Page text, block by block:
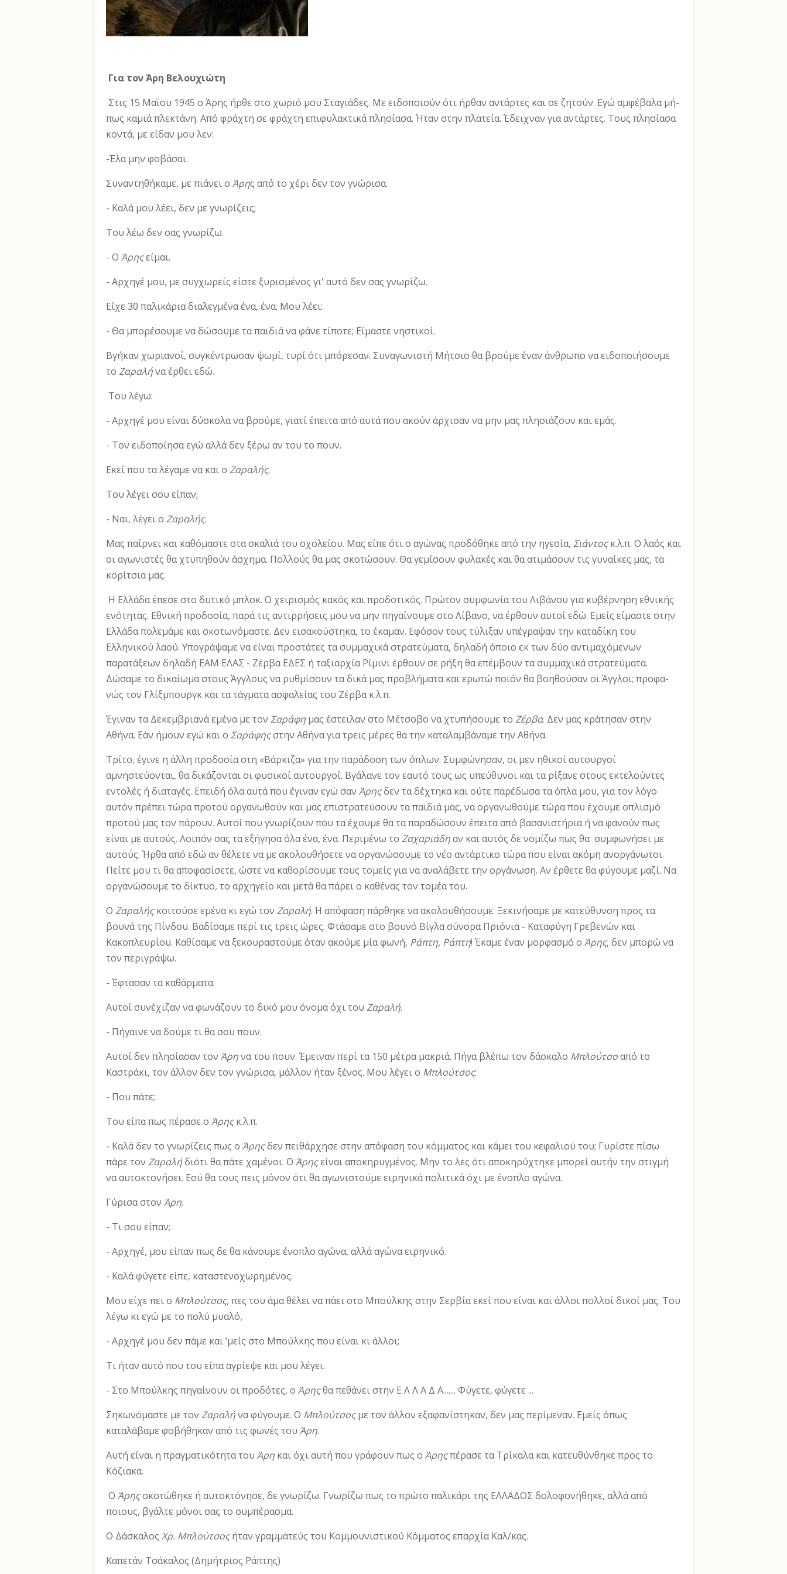
Για τον Άρη Βελουχιώτη
Στις 15 Μαΐου 1945 ο Άρης ήρθε στο χωριό μου Σταγιάδες. Με ειδο­ποιούν ότι ήρθαν αντάρτες και σε ζητούν. Εγώ αμφέβαλα μή­
πως καμιά πλε­κτάνη. Από φράχτη σε φράχτη επιφυλακτικά πλησίασα. Ήταν στην πλατεία. Έδειχναν για αντάρτες. Τους πλησίασα
κοντά, με είδαν μου λεν:
-Έλα μην φοβάσαι.
Συναντηθήκαμε, με πιάνει ο Άρης από το χέρι δεν τον γνώρισα.
- Καλά μου λέει, δεν με γνωρίζεις;
Του λέω δεν σας γνωρίζω.
- Ο Άρηςείμαι.
- Αρχηγέ μου, με συγχωρείς είστε ξυρισμένος γι' αυτό δεν σας γνω­ρίζω.
Είχε 30 παλικάρια διαλεγμένα ένα, ένα. Μου λέει:
- Θα μπορέσουμε να δώσουμε τα παιδιά να φάνε τίποτε; Είμαστε νη­στικοί.
Βγήκαν χωριανοί, συγκέντρωσαν ψωμί, τυρί ότι μπόρεσαν. Συναγω­νιστή Μήτσιο θα βρούμε έναν άνθρωπο να ειδοποιήσουμε
το Ζαραλήνα έρθει εδώ.
Του λέγω:
- Αρχηγέ μου είναι δύσκολα να βρούμε, γιατί έπειτα από αυτά που ακούν άρχισαν να μην μας πλησιάζουν και εμάς.
- Τον ειδοποίησα εγώ αλλά δεν ξέρω αν του το πουν.
Εκεί που τα λέγαμε να και ο Ζαραλής.
Του λέγει σου είπαν;
- Ναι, λέγει ο Ζαραλής.
Μας παίρνει και καθόμαστε στα σκαλιά του σχολείου. Μας είπε ότι ο αγώ­νας προδόθηκε από την ηγεσία, Σιάντοςκ.λ.π. Ο λαός και
οι αγω­νιστές θα χτυπηθούν άσχημα. Πολλούς θα μας σκοτώσουν. Θα γεμί­σουν φυλακές και θα ατιμάσουν τις γυναίκες μας, τα
κορίτσια μας.
Η Ελλάδα έπεσε στο δυτικό μπλοκ. Ο χειρισμός κακός και προδοτι­κός. Πρώτον συμφωνία του Λιβάνου για κυβέρνηση εθνικής
ενότη­τας. Εθνική προδοσία, παρά τις αντιρρήσεις μου να μην πηγαίνουμε στο Λίβανο, να έρ­θουν αυτοί εδώ. Εμείς είμαστε στην
Ελλάδα πολε­μάμε και σκοτωνόμαστε. Δεν εισακούστηκα, το έκαμαν. Εφόσον τους τύλιξαν υπέγραψαν την κατα­δίκη του
Ελληνικού λαού. Υπογράψαμε να είναι προστάτες τα συμμαχικά στρατεύματα, δηλαδή όποιο εκ των δύο αντιμαχόμενων
παρατάξεων δηλαδή ΕΑΜ ΕΛΑΣ - Ζέρβα ΕΔΕΣ ή ταξιαρχία Ρίμινι έρθουν σε ρήξη θα επέμβουν τα συμμαχικά στρα­τεύματα.
Δώσαμε το δικαίωμα στους Άγγλους να ρυθμί­σουν τα δικά μας προβλήματα και ερωτώ ποιόν θα βοηθούσαν οι Άγγλοι; προφα­
νώς τον Γλίξμπουργκ και τα τάγματα ασφαλείας του Ζέρβα κ.λ.π.
Έγιναν τα Δεκεμβριανά εμένα με τον Σαράφη μας έστειλαν στο Μέ­τσοβο να χτυπήσουμε το Ζέρβα. Δεν μας κράτησαν στην
Αθήνα. Εάν ήμουν εγώ και ο Σαράφηςστην Αθήνα για τρεις μέρες θα την κατα­λαμβάναμε την Αθήνα.
Τρίτο, έγινε η άλλη προδοσία στη «Βάρκιζα» για την παράδοση των όπλων. Συμφώνησαν, οι μεν ηθικοί αυτουργοί
αμνηστεύονται, θα δι­κάζονται οι φυ­σικοί αυτουργοί. Βγάλανε τον εαυτό τους ως υπεύθυνοι και τα ρίξανε στους εκτελούντες
εντολές ή διαταγές. Επειδή όλα αυτά που έγιναν εγώ σαν Άρηςδεν τα δέχτηκα και ούτε παρέδωσα τα όπλα μου, για τον λόγο
αυτόν πρέπει τώρα προτού οργανωθούν και μας επιστρατεύσουν τα παιδιά μας, να οργα­νωθούμε τώρα που έχουμε οπλισμό
προτού μας τον πάρουν. Αυτοί που γνω­ρίζουν που τα έχουμε θα τα παραδώσουν έπειτα από βασανιστήρια ή να φα­νούν πως
είναι με αυτούς. Λοιπόν σας τα εξήγησα όλα ένα, ένα. Περιμένω το Ζαχα­ριάδηαν και αυτός δε νομίζω πως θα συμφωνήσει με
αυτούς. Ήρθα από εδώ αν θέλετε να με ακολουθήσετε να οργανώσουμε το νέο αντάρτικο τώρα που είναι ακόμη ανοργάνωτοι.
Πείτε μου τι θα απο­φασίσετε, ώστε να καθορίσουμε τους τομείς για να αναλάβετε την οργάνωση. Αν έρθετε θα φύγουμε μαζί. Να
οργανώσουμε το δίκτυο, το αρχηγείο και μετά θα πάρει ο καθένας τον τομέα του.
Ο Ζαραλήςκοιτούσε εμένα κι εγώ τον Ζαραλή. Η απόφαση πάρθηκε να ακο­λουθήσουμε. Ξεκινήσαμε με κατεύθυνση προς τα
βουνά της Πίνδου. Βαδί­σαμε περί τις τρεις ώρες. Φτάσαμε στο βουνό Βίγλα σύ­νορα Πριόνια - Κα­ταφύγη Γρεβενών και
Κακοπλευρίου. Καθίσαμε να ξεκουραστούμε όταν ακούμε μία φωνή, Ράπτη, Ράπτη! Έκαμε έναν μορφασμό ο Άρης, δεν μπορώ να
τον περιγράψω.
- Έφτασαν τα καθάρματα.
Αυτοί συνέχιζαν να φωνάζουν το δικό μου όνομα όχι του Ζαραλή.
- Πήγαινε να δούμε τι θα σου πουν.
Αυτοί δεν πλησίασαν τον Άρηνα του πουν. Έμειναν περί τα 150 μέ­τρα μα­κριά. Πήγα βλέπω τον δάσκαλο Μπλούτσοαπό το
Καστράκι, τον άλλον δεν τον γνώρισα, μάλλον ήταν ξένος. Μου λέγει ο Μπλού­τσος:
- Που πάτε;
Του είπα πως πέρασε ο Άρηςκ.λ.π.
- Καλά δεν το γνωρίζεις πως ο Άρηςδεν πειθάρχησε στην απόφαση του κόμματος και κάμει του κεφαλιού του; Γυρίστε πίσω
πάρε τον Ζαραλήδιότι θα πάτε χαμένοι. Ο Άρηςείναι αποκηρυγμένος. Μην το λες ότι αποκηρύ­χτηκε μπορεί αυτήν την στιγμή
να αυτοκτονήσει. Εσύ θα τους πεις μόνον ότι θα αγωνιστούμε ειρηνικά πολιτικά όχι με ένο­πλο αγώνα.
Γύρισα στον Άρη.
- Τι σου είπαν;
- Αρχηγέ, μου είπαν πως δε θα κάνουμε ένοπλο αγώνα, αλλά αγώνα ειρη­νικό.
- Καλά φύγετε είπε, καταστενοχωρημένος.
Μου είχε πει ο Μπλούτσος, πες του άμα θέλει να πάει στο Μπούλκης στην Σερβία εκεί που είναι και άλλοι πολλοί δικοί μας. Του
λέγω κι εγώ με το πολύ μυαλό,
- Αρχηγέ μου δεν πάμε και ’μείς στο Μπούλκης που είναι κι άλλοι;
Τι ήταν αυτό που του είπα αγρίεψε και μου λέγει.
- Στο Μπούλκης πηγαίνουν οι προδότες, ο Άρηςθα πεθάνει στην Ε Λ Λ Α Δ Α....... Φύγετε, φύγετε ...
Σηκωνόμαστε με τον Ζαραλήνα φύγουμε. Ο Μπλούτσοςμε τον άλλον εξα­φανίστηκαν, δεν μας περίμεναν. Εμείς όπως
καταλάβαμε φοβήθη­καν από τις φωνές του Άρη.
Αυτή είναι η πραγματικότητα του Άρη και όχι αυτή που γράφουν πως ο Άρηςπέρασε τα Τρίκαλα και κατευθύνθηκε προς το
Κόζιακα.
Ο Άρηςσκοτώθηκε ή αυτοκτόνησε, δε γνωρίζω. Γνωρίζω πως το πρώτο παλικάρι της ΕΛΛΑΔΟΣ δολοφονήθηκε, αλλά από
ποιους, βγάλτε μόνοι σας το συμπέρασμα.
Ο Δάσκαλος Χρ. Μπλούτσοςήταν γραμματεύς του Κομμουνιστικού Κόμμα­τος επαρχία Καλ/κας.
Καπετάν Τσάκαλος (Δημήτριος Ράπτης)